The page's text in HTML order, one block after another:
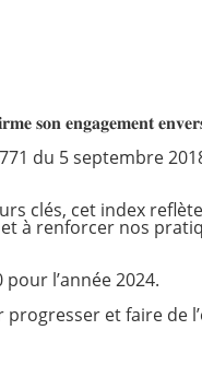
𝐬𝐨𝐧 𝐞𝐧𝐠𝐚𝐠𝐞𝐦𝐞𝐧𝐭 𝐞𝐧𝐯𝐞𝐫𝐬
du 5 septembre
clés, cet index
à renforcer nos
l’année 2024.
et faire de